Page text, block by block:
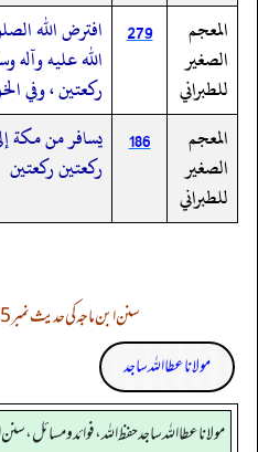
المعجم
الصغير
للطبراني
279
افترض الله
الله عليه وآله
ركعتين ، وفي
المعجم
الصغير
للطبراني
186
يسافر من مكة
ركعتين ركعتين
سنن ابن ماجہ کی حدیث نمبر 1075 کے فوائد و مسائل
مولانا عطا اللہ ساجد
مولانا عطا الله ساجد حفظ الله، فوائد و مسائل،